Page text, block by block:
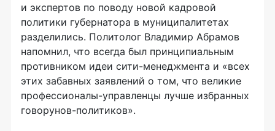
и экспертов по поводу новой кадровой
политики губернатора в муниципалитетах
разделились. Политолог Владимир Абрамов
напомнил, что всегда был принципиальным
противником идеи сити-менеджмента и «всех
этих забавных заявлений о том, что великие
профессионалы-управленцы лучше избранных
говорунов-политиков».